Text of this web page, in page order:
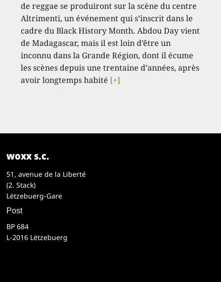
de reggae se produiront sur la scène du centre
Altrimenti, un événement qui s’inscrit dans le
cadre du Black History Month. Abdou Day vient
de Madagascar, mais il est loin d’être un
inconnu dans la Grande Région, dont il écume
les scènes depuis une trentaine d’années, après
avoir longtemps habité [+]
woxx s.c.
51, avenue de la Liberté
(2. Stack)
Lëtzebuerg-Gare
Post
BP 684
L-2016 Lëtzebuerg